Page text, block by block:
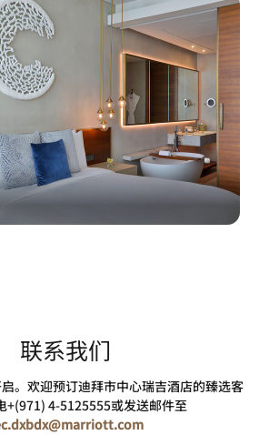
联系我们
。欢迎预订迪拜市中心瑞吉酒店的臻选客
+(971) 4-5125555或发送邮件至